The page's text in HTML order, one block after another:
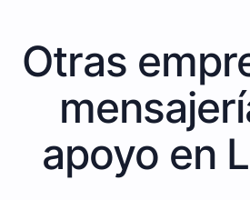
Otras
apoyo en